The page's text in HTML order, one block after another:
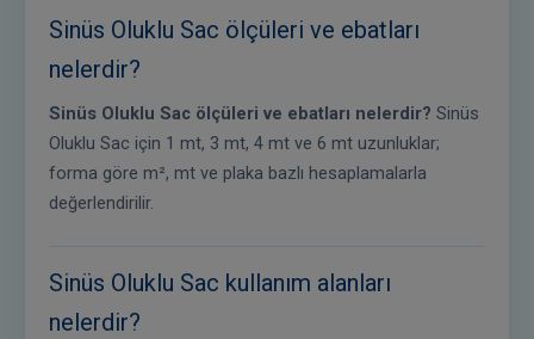
Sinüs Oluklu Sac ölçüleri ve ebatları
nelerdir?
Sinüs Oluklu Sac ölçüleri ve ebatları nelerdir? Sinüs
Oluklu Sac için 1 mt, 3 mt, 4 mt ve 6 mt uzunluklar;
forma göre m², mt ve plaka bazlı hesaplamalarla
değerlendirilir.
Sinüs Oluklu Sac kullanım alanları
nelerdir?